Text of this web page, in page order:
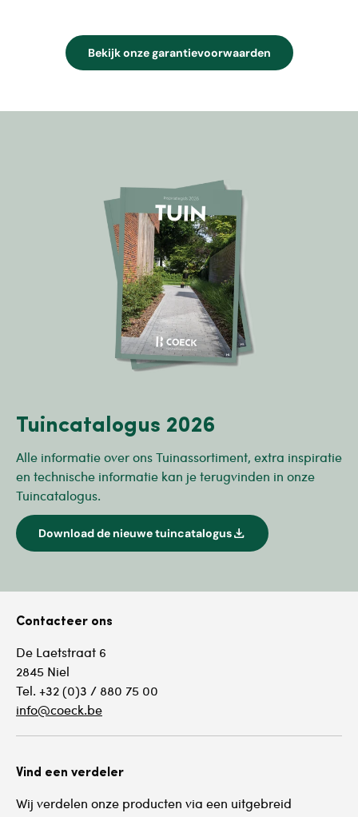
Bekijk onze garantievoorwaarden
Tuincatalogus 2026
Alle informatie over ons Tuinassortiment, extra inspiratie
en technische informatie kan je terugvinden in onze
Tuincatalogus.
Download de nieuwe tuincatalogusdownload
Contacteer ons
De Laetstraat 6
2845 Niel
Tel. +32 (0)3 / 880 75 00
info@coeck.be
Vind een verdeler
Wij verdelen onze producten via een uitgebreid